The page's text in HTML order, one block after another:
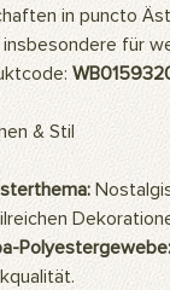
in puncto
insbesondere für
& Stil
Polyestergewebe: